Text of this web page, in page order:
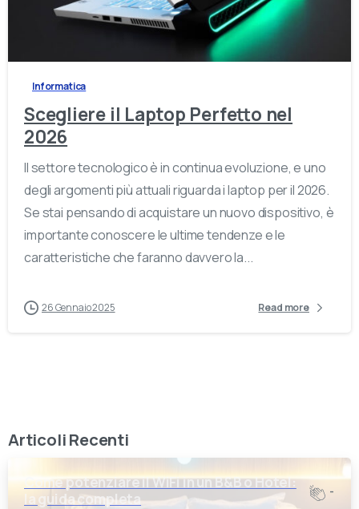
Informatica
Scegliere il Laptop Perfetto nel
2026
Il settore tecnologico è in continua evoluzione, e uno
degli argomenti più attuali riguarda i laptop per il 2026.
Se stai pensando di acquistare un nuovo dispositivo, è
importante conoscere le ultime tendenze e le
caratteristiche che faranno davvero la...
26 Gennaio 2025 Read more
Articoli Recenti
Come potenziare il WiFi in un B&B o Hotel:
la guida completa
-